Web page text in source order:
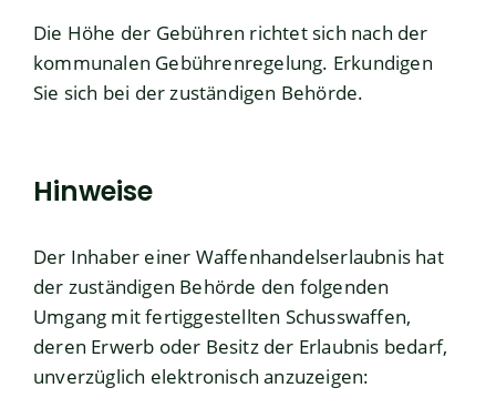
Die Höhe der Gebühren richtet sich nach der
kommunalen Gebührenregelung. Erkundigen
Sie sich bei der zuständigen Behörde.
Hinweise
Der Inhaber einer Waffenhandelserlaubnis hat
der zuständigen Behörde den folgenden
Umgang mit fertiggestellten Schusswaffen,
deren Erwerb oder Besitz der Erlaubnis bedarf,
unverzüglich elektronisch anzuzeigen: